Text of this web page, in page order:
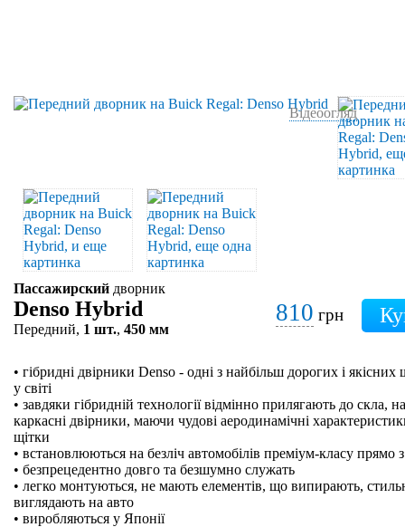
Відеоогляд
Пассажирский дворник
Denso Hybrid
Передний, 1 шт., 450 мм
810 грн
• гібридні двірники Denso - одні з найбільш дорогих і
у світі
• завдяки гібридній технології відмінно прилягають до скла,
каркасні двірники, маючи чудові аеродинамічні
щітки
• встановлюються на безліч автомобілів преміум-класу прямо
• безпрецедентно довго та безшумно служать
• легко монтуються, не мають елементів, що випирають,
виглядають на авто
• виробляються у Японії